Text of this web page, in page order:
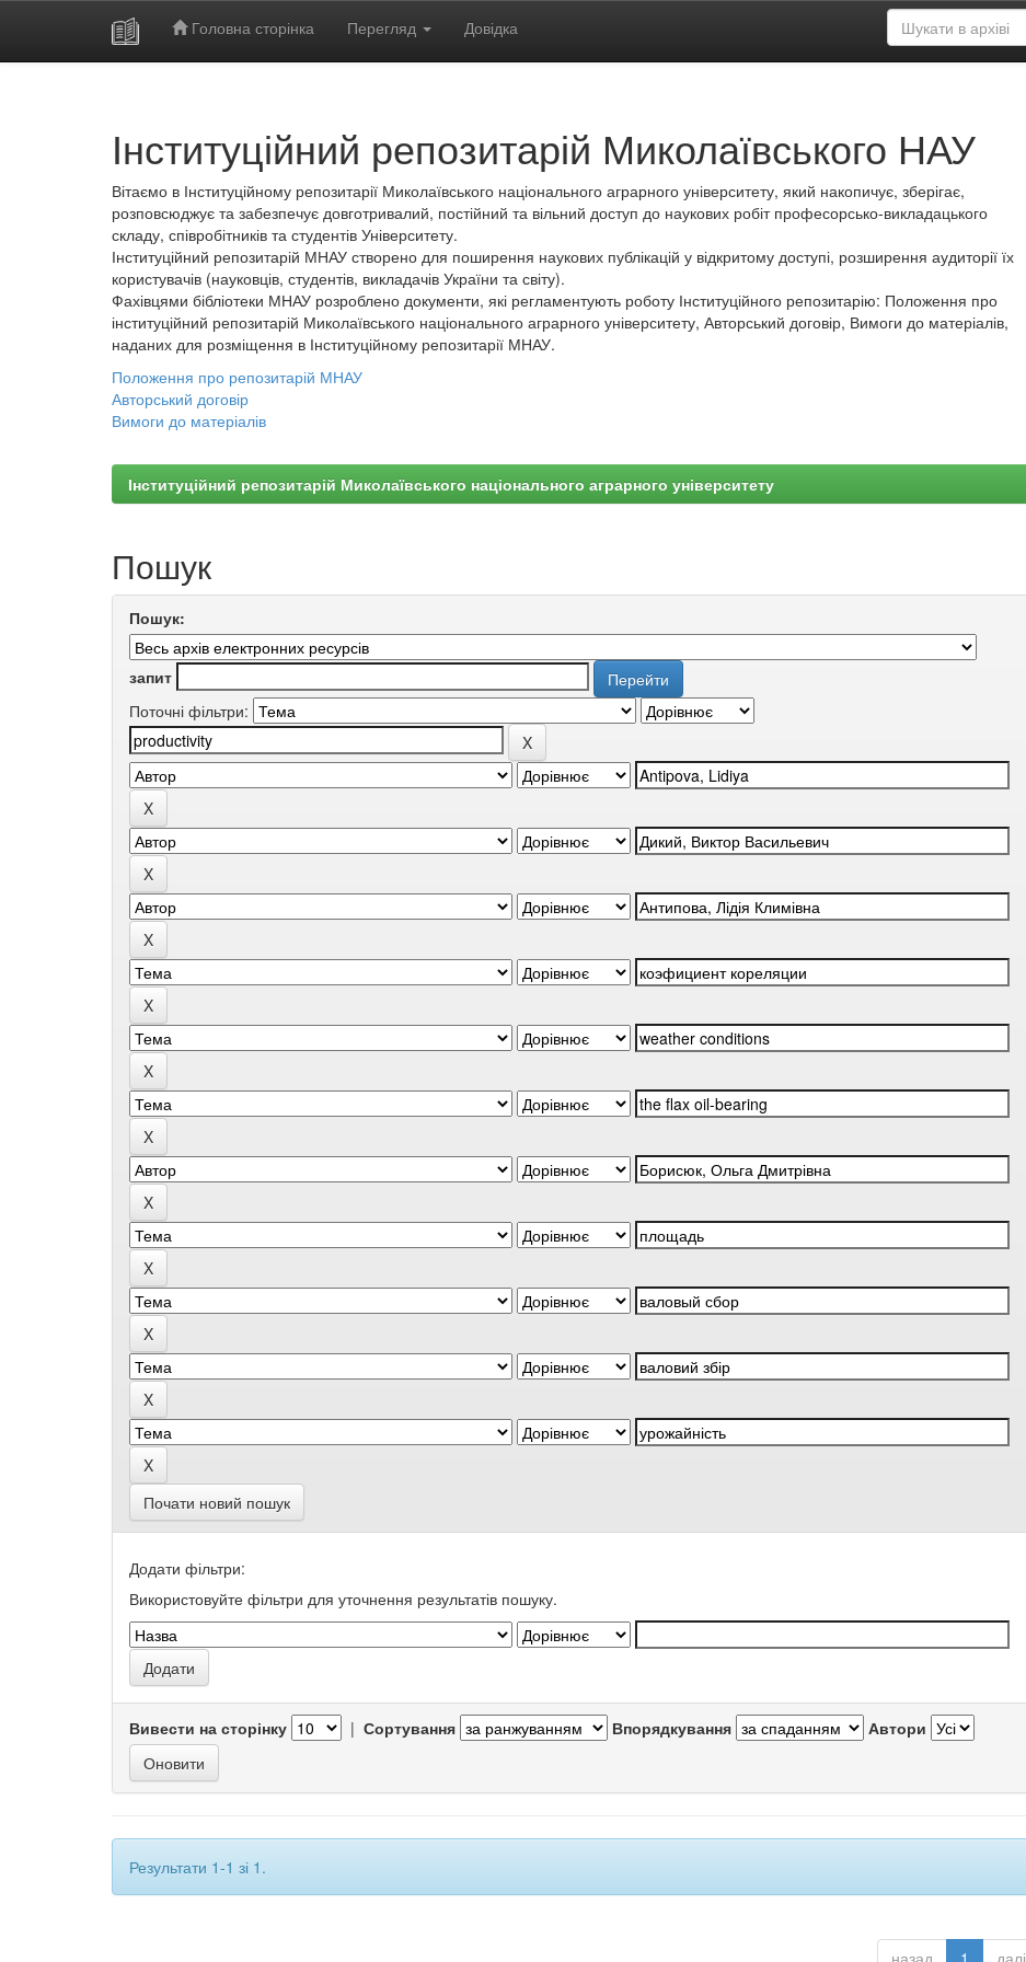
Головна сторінка Перегляд Довідка
Інституційний репозитарій Миколаївського НАУ
Вітаємо в Інституційному репозитарії Миколаївського національного аграрного університету, який накопичує, зберігає,
розповсюджує та забезпечує довготривалий, постійний та вільний доступ до наукових робіт професорсько-викладацького
складу, співробітників та студентів Університету.
Інституційний репозитарій МНАУ створено для поширення наукових публікацій у відкритому доступі, розширення аудиторії їх
користувачів (науковців, студентів, викладачів України та світу).
Фахівцями бібліотеки МНАУ розроблено документи, які регламентують роботу Інституційного репозитарію: Положення про
інституційний репозитарій Миколаївського національного аграрного університету, Авторський договір, Вимоги до матеріалів,
наданих для розміщення в Інституційному репозитарії МНАУ.
Положення про репозитарій МНАУ
Авторський договір
Вимоги до матеріалів
Інституційний репозитарій Миколаївського національного аграрного університету
Пошук
Пошук:
запит
Поточні фільтри:
Почати новий пошук
Додати фільтри:
Використовуйте фільтри для уточнення результатів пошуку.
Вивести на сторінку | Сортування Впорядкування Автори
Результати 1-1 зі 1.
назад 1 далі